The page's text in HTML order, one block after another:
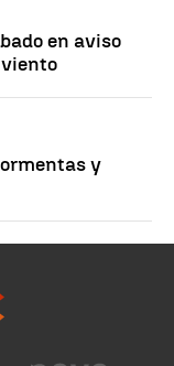
en aviso
y